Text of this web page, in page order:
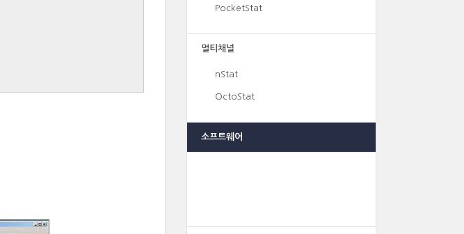
PocketStat
멀티채널
nStat
OctoStat
소프트웨어